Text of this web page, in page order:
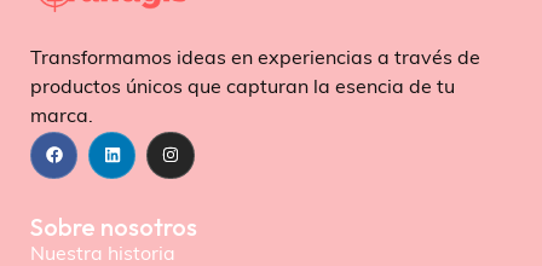
Transformamos ideas en experiencias a través de
productos únicos que capturan la esencia de tu
marca.
Sobre nosotros
Nuestra historia